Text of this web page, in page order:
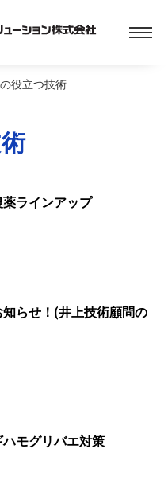
役立つ技術
ラインアップ
らせ！(井上技術顧問の
モグリバエ対策